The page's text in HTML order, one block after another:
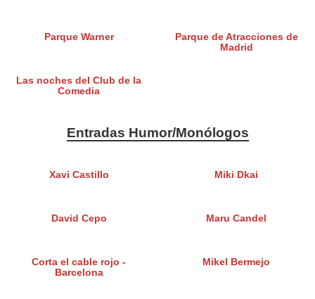
Parque Warner
Parque de Atracciones de
Madrid
Las noches del Club de la
Comedia
Entradas Humor/Monólogos
Xavi Castillo Miki Dkai
David Cepo Maru Candel
Corta el cable rojo -
Barcelona
Mikel Bermejo